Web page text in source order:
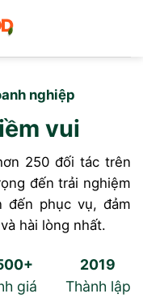
nghiệp
vui
250 đối tác trên
đến trải nghiệm
đến phục vụ, đảm
hài lòng nhất.
giá
2019
Thành lập